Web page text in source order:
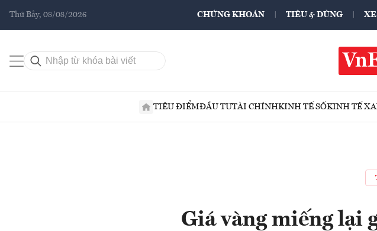
Thứ Bảy, 08/08/2026 CHỨNG KHOÁN TIÊU & DÙNG XE
TIÊU ĐIỂMĐẦU TƯTÀI CHÍNHKINH TẾ SỐKINH TẾ
Giá vàng miếng lại